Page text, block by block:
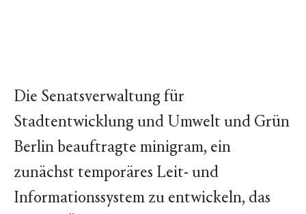
Die Senatsverwaltung für
Stadtentwicklung und Umwelt und Grün
Berlin beauftragte minigram, ein
zunächst temporäres Leit- und
Informationssystem zu entwickeln, das